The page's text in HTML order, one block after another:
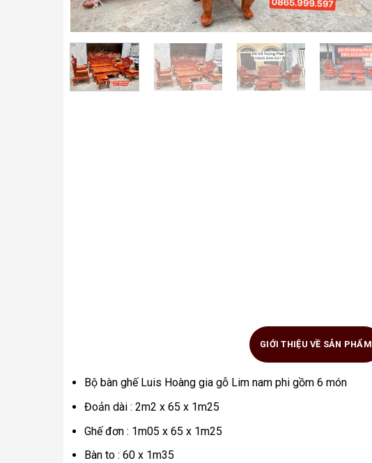
GIỚI THIỆU VỀ SẢN PHẨM
Bộ bàn ghế Luis Hoàng gia gỗ Lim nam phi gồm 6 món
Đoản dài : 2m2 x 65 x 1m25
Ghế đơn : 1m05 x 65 x 1m25
Bàn to : 60 x 1m35